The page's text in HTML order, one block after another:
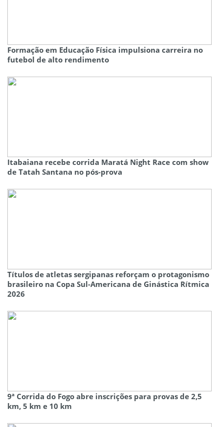
Formação em Educação Física impulsiona carreira no
futebol de alto rendimento
Itabaiana recebe corrida Maratá Night Race com show
de Tatah Santana no pós-prova
Títulos de atletas sergipanas reforçam o protagonismo
brasileiro na Copa Sul-Americana de Ginástica Rítmica
2026
9ª Corrida do Fogo abre inscrições para provas de 2,5
km, 5 km e 10 km